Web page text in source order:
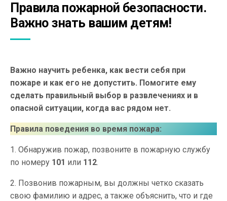
Правила пожарной безопасности.
Важно знать вашим детям!
Важно научить ребенка, как вести себя при
пожаре и как его не допустить. Помогите ему
сделать правильный выбор в развлечениях и в
опасной ситуации, когда вас рядом нет.
Правила поведения во время пожара:
1. Обнаружив пожар, позвоните в пожарную службу
по номеру 101 или 112.
2. Позвонив пожарным, вы должны четко сказать
свою фамилию и адрес, а также объяснить, что и где